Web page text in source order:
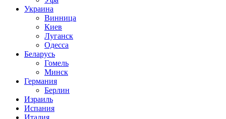
Украина
Винница
Киев
Луганск
Одесса
Беларусь
Гомель
Минск
Германия
Берлин
Израиль
Испания
Италия